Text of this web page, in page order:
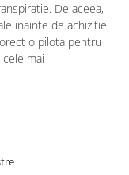
De aceea,
inainte de achizitie.
o pilota pentru
mai